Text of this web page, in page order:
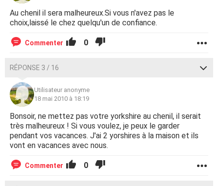
Au chenil il sera malheureux.Si vous n'avez pas le
choix,laissé le chez quelqu'un de confiance.
Commenter 0
RÉPONSE 3 / 16
Utilisateur anonyme
18 mai 2010 à 18:19
Bonsoir, ne mettez pas votre yorkshire au chenil, il serait
très malheureux ! Si vous voulez, je peux le garder
pendant vos vacances. J'ai 2 yorshires à la maison et ils
vont en vacances avec nous.
Commenter 0